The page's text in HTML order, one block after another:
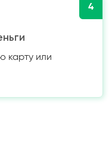
4
карту или